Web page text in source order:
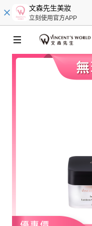
文森先生美妝
立刻使用官方APP